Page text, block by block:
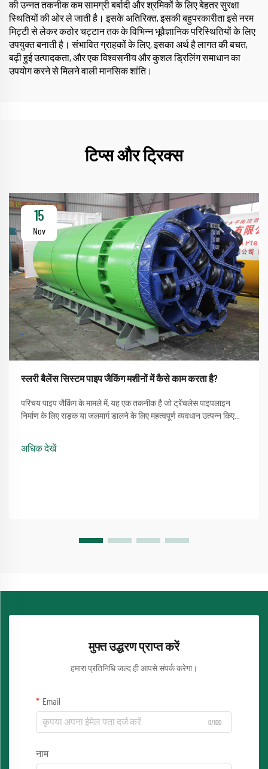
की उन्नत तकनीक कम सामग्री बर्बादी और श्रमिकों के लिए बेहतर सुरक्षा
स्थितियों की ओर ले जाती है। इसके अतिरिक्त, इसकी बहुपरकारीता इसे नरम
मिट्टी से लेकर कठोर चट्टान तक के विभिन्न भूवैज्ञानिक परिस्थितियों के लिए
उपयुक्त बनाती है। संभावित ग्राहकों के लिए, इसका अर्थ है लागत की बचत,
बढ़ी हुई उत्पादकता, और एक विश्वसनीय और कुशल ड्रिलिंग समाधान का
उपयोग करने से मिलने वाली मानसिक शांति।
टिप्स और ट्रिक्स
15
Nov
स्लरी बैलेंस सिस्टम पाइप जैकिंग मशीनों में कैसे काम करता है?
परिचय पाइप जैकिंग के मामले में, यह एक तकनीक है जो ट्रेंचलेस पाइपलाइन
निर्माण के लिए सड़क या जलमार्ग डालने के लिए महत्वपूर्ण व्यवधान उत्पन्न किए
विधि को शामिल करती है ...
अधिक देखें
मुफ्त उद्धरण प्राप्त करें
हमारा प्रतिनिधि जल्द ही आपसे संपर्क करेगा।
Email
0/100
नाम